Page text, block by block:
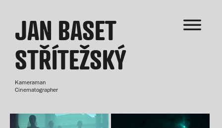
JAN BASET
STŘÍTEŽSKÝ
Kameraman
Cinematographer